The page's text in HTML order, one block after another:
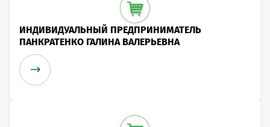
ИНДИВИДУАЛЬНЫЙ ПРЕДПРИНИМАТЕЛЬ
ПАНКРАТЕНКО ГАЛИНА ВАЛЕРЬЕВНА